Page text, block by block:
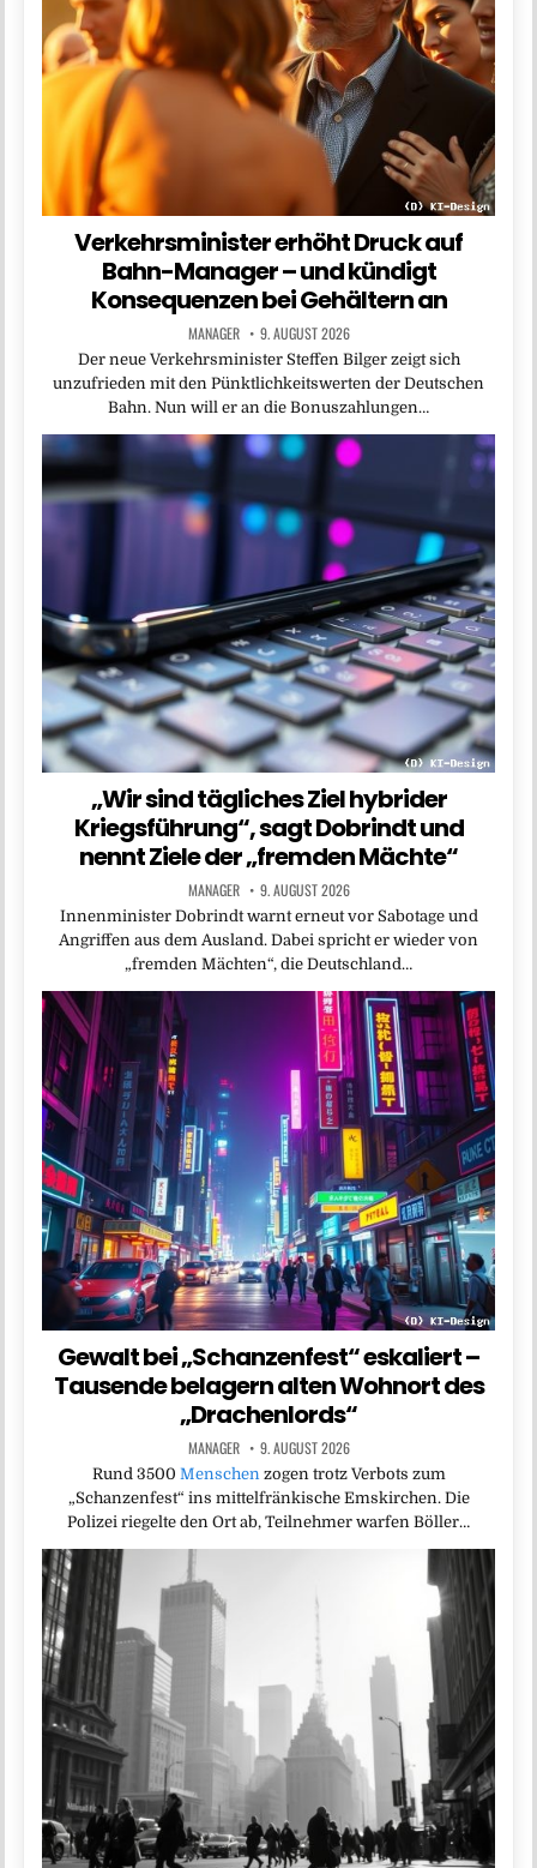
Verkehrsminister erhöht Druck auf
Bahn-Manager – und kündigt
Konsequenzen bei Gehältern an
MANAGER 9. AUGUST 2026
Der neue Verkehrsminister Steffen Bilger zeigt sich
unzufrieden mit den Pünktlichkeitswerten der Deutschen
Bahn. Nun will er an die Bonuszahlungen…
„Wir sind tägliches Ziel hybrider
Kriegsführung“, sagt Dobrindt und
nennt Ziele der „fremden Mächte“
MANAGER 9. AUGUST 2026
Innenminister Dobrindt warnt erneut vor Sabotage und
Angriffen aus dem Ausland. Dabei spricht er wieder von
„fremden Mächten“, die Deutschland…
Gewalt bei „Schanzenfest“ eskaliert –
Tausende belagern alten Wohnort des
„Drachenlords“
MANAGER 9. AUGUST 2026
Rund 3500 Menschenzogen trotz Verbots zum
„Schanzenfest“ ins mittelfränkische Emskirchen. Die
Polizei riegelte den Ort ab, Teilnehmer warfen Böller…